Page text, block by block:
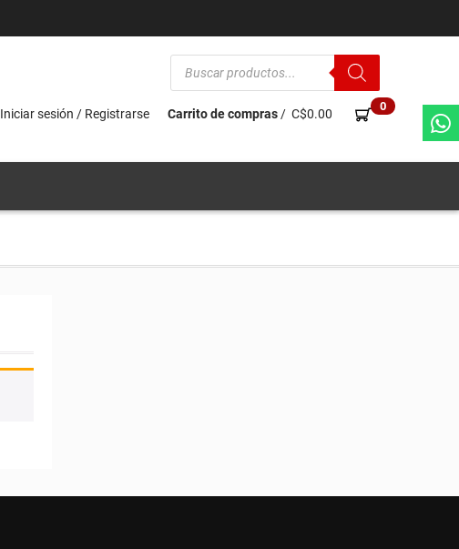
Búsqueda
productos
Iniciar sesión / Registrarse Carrito de compras / C$0.00
0